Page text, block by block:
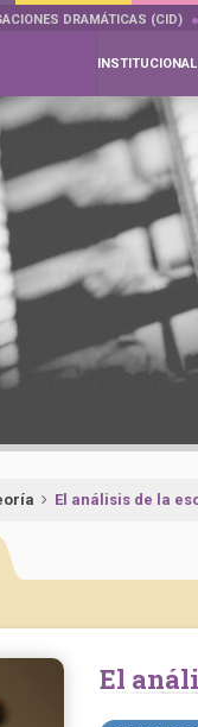
DRAMÁTICAS (CID)
INSTITUCIONAL
El análisis de la
El